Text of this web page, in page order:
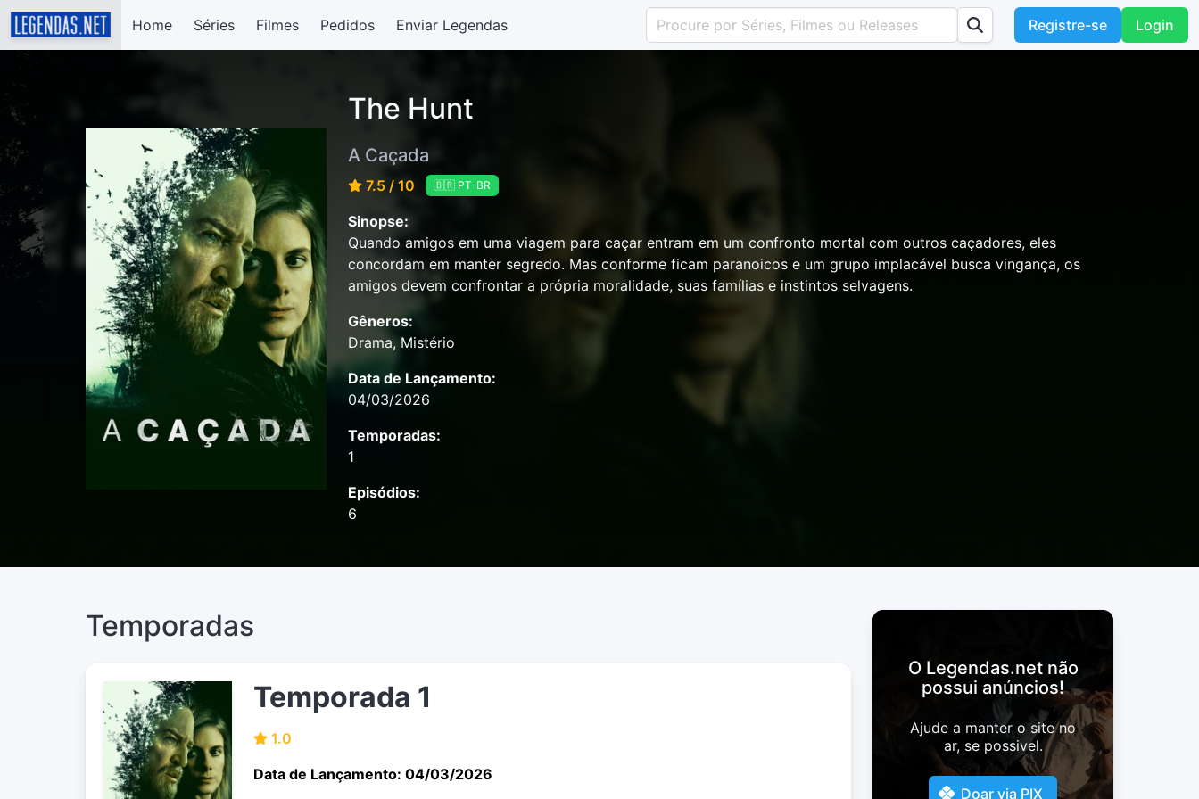
Home Séries Filmes Pedidos Enviar Legendas Registre-se Login
The Hunt
A Caçada
7.5 / 10 🇧🇷 PT-BR
Sinopse:
Quando amigos em uma viagem para caçar entram em um confronto mortal com outros caçadores, eles
concordam em manter segredo. Mas conforme ficam paranoicos e um grupo implacável busca vingança, os
amigos devem confrontar a própria moralidade, suas famílias e instintos selvagens.
Gêneros:
Drama, Mistério
Data de Lançamento:
04/03/2026
Temporadas:
1
Episódios:
6
Temporadas
Temporada 1
1.0
Data de Lançamento: 04/03/2026
O Legendas.net não
possui anúncios!
Ajude a manter o site no
ar, se possivel.
Doar via PIX